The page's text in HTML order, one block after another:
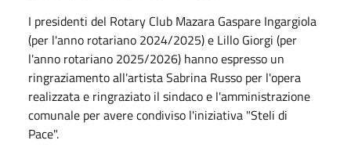
I presidenti del Rotary Club Mazara Gaspare Ingargiola
(per l'anno rotariano 2024/2025) e Lillo Giorgi (per
l'anno rotariano 2025/2026) hanno espresso un
ringraziamento all'artista Sabrina Russo per l'opera
realizzata e ringraziato il sindaco e l'amministrazione
comunale per avere condiviso l'iniziativa "Steli di
Pace".